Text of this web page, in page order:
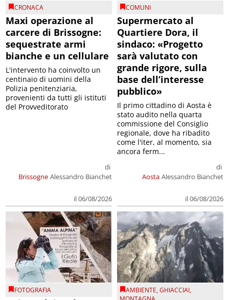
CRONACA
Maxi operazione al
carcere di Brissogne:
sequestrate armi
bianche e un cellulare
Brissogne
di
Alessandro Bianchet
il 06/08/2026
L'intervento ha coinvolto un
centinaio di uomini della
Polizia penitenziaria,
provenienti da tutti gli istituti
del Provveditorato
COMUNI
Supermercato al
Quartiere Dora, il
sindaco: «Progetto
sarà valutato con
grande rigore, sulla
base dell’interesse
pubblico»
Aosta
di
Alessandro Bianchet
il 06/08/2026
Il primo cittadino di Aosta è
stato audito nella quarta
commissione del Consiglio
regionale, dove ha ribadito
come l'iter, al momento, sia
ancora ferm...
FOTOGRAFIA AMBIENTE,GHIACCIAI,